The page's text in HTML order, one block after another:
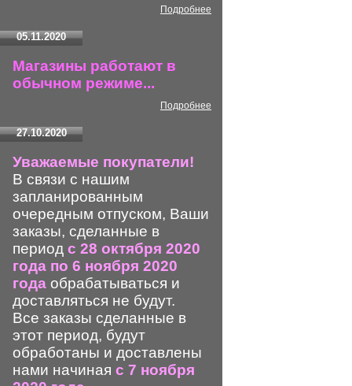
Подробнее
05.11.2020
Магазины работают в
обычном режиме...
Подробнее
27.10.2020
Уважаемые покупатели!
В связи с нашим
запланированным
очередным отпуском, Ваши
заказы, сделанные в
период с 28 октября 2020
года по 6 ноября 2020
года обрабатываться и
доставляться не будут.
Все заказы сделанные в
этот период, будут
обработаны и доставлены
нами начиная с 7 ноября